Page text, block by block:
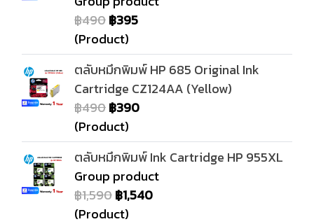
฿490฿395
(Product)
ตลับหมึกพิมพ์ HP 685 Original Ink
Cartridge CZ124AA (Yellow)
฿490฿390
(Product)
ตลับหมึกพิมพ์ Ink Cartridge HP 955XL
Group product
฿1,590฿1,540
(Product)